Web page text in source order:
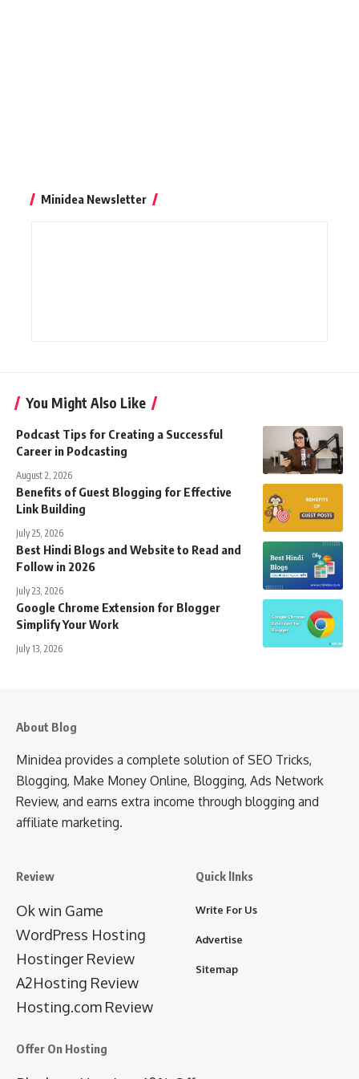
Minidea Newsletter
You Might Also Like
Podcast Tips for Creating a Successful
Career in Podcasting
August 2, 2026
Benefits of Guest Blogging for Effective
Link Building
July 25, 2026
Best Hindi Blogs and Website to Read and
Follow in 2026
July 23, 2026
Google Chrome Extension for Blogger
Simplify Your Work
July 13, 2026
About Blog
Minidea provides a complete solution of SEO Tricks,
Blogging, Make Money Online, Blogging, Ads Network
Review, and earns extra income through blogging and
affiliate marketing.
Review
Ok win Game
WordPress Hosting
Hostinger Review
A2Hosting Review
Hosting.com Review
Quick lInks
Write For Us
Advertise
Sitemap
Offer On Hosting